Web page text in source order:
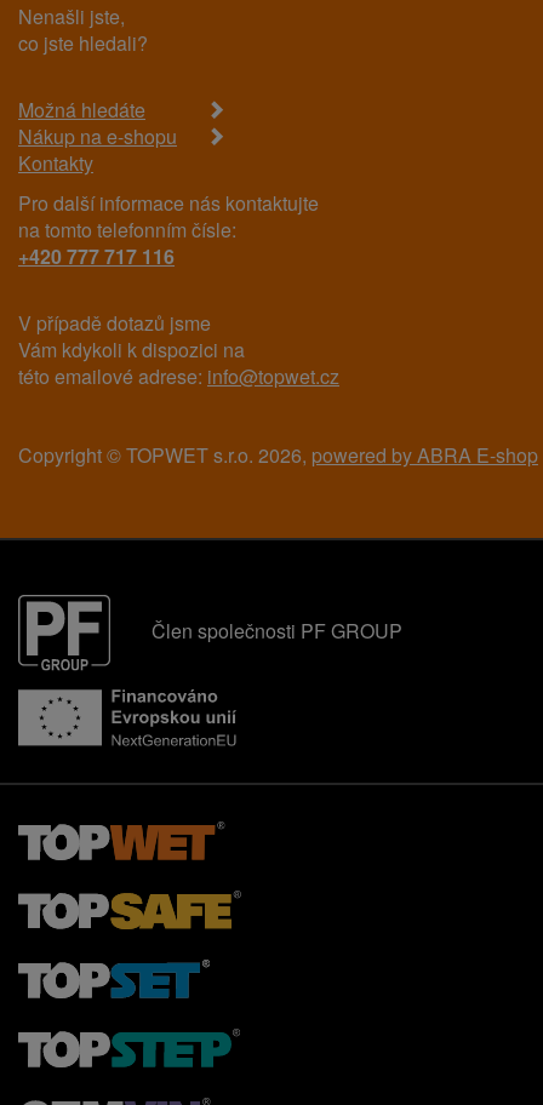
Nenašli jste,
co jste hledali?
Možná hledáte
Nákup na e-shopu
Kontakty
Pro další informace nás kontaktujte
na tomto telefonním čísle:
+420 777 717 116
V případě dotazů jsme
Vám kdykoli k dispozici na
této emailové adrese: info@topwet.cz
Copyright © TOPWET s.r.o. 2026, powered by ABRA E-shop
Člen společnosti PF GROUP